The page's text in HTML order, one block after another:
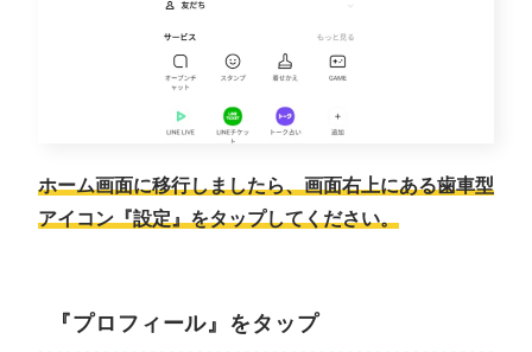
ホーム画面に移行しましたら、画面右上にある歯車型
アイコン『設定』をタップしてください。
『プロフィール』をタップ